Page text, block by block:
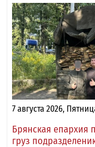
7 августа 2026,
Брянская епархия
груз